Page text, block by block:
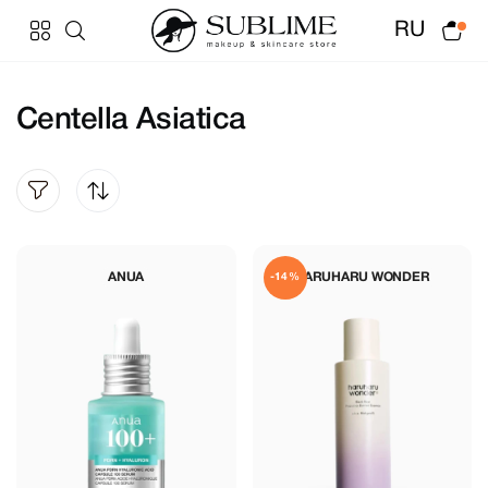
RU
Centella Asiatica
ANUA HARUHARU WONDER
-14%